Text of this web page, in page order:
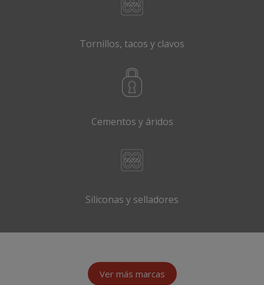
Tornillos, tacos y clavos
Cementos y áridos
Siliconas y selladores
Ver más marcas